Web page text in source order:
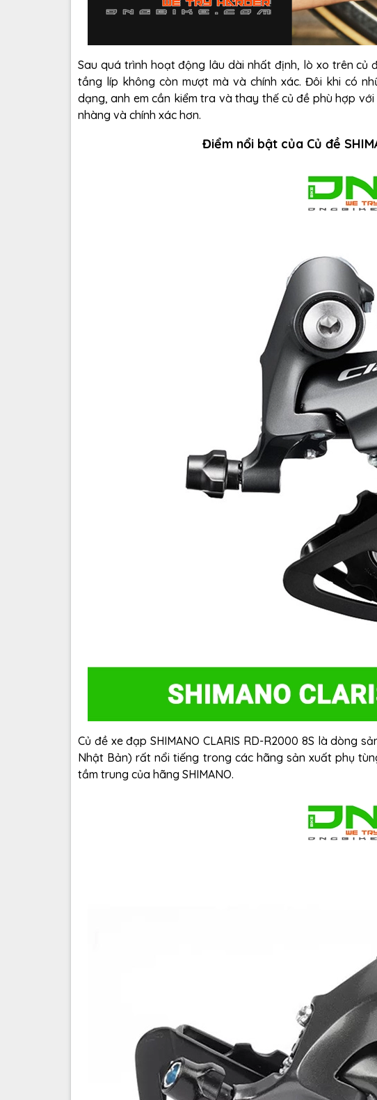
Sau quá trình hoạt động lâu dài nhất định, lò xo trên củ
tầng líp không còn mượt mà và chính xác. Đôi khi có
dạng, anh em cần kiểm tra và thay thế củ đề phù hợp
nhàng và chính xác hơn.
Điểm nổi bật của Củ đề
Củ đề xe đạp SHIMANO CLARIS RD-R2000 8S là dòng
Nhật Bản) rất nổi tiếng trong các hãng sản xuất phụ
tầm trung của hãng SHIMANO.